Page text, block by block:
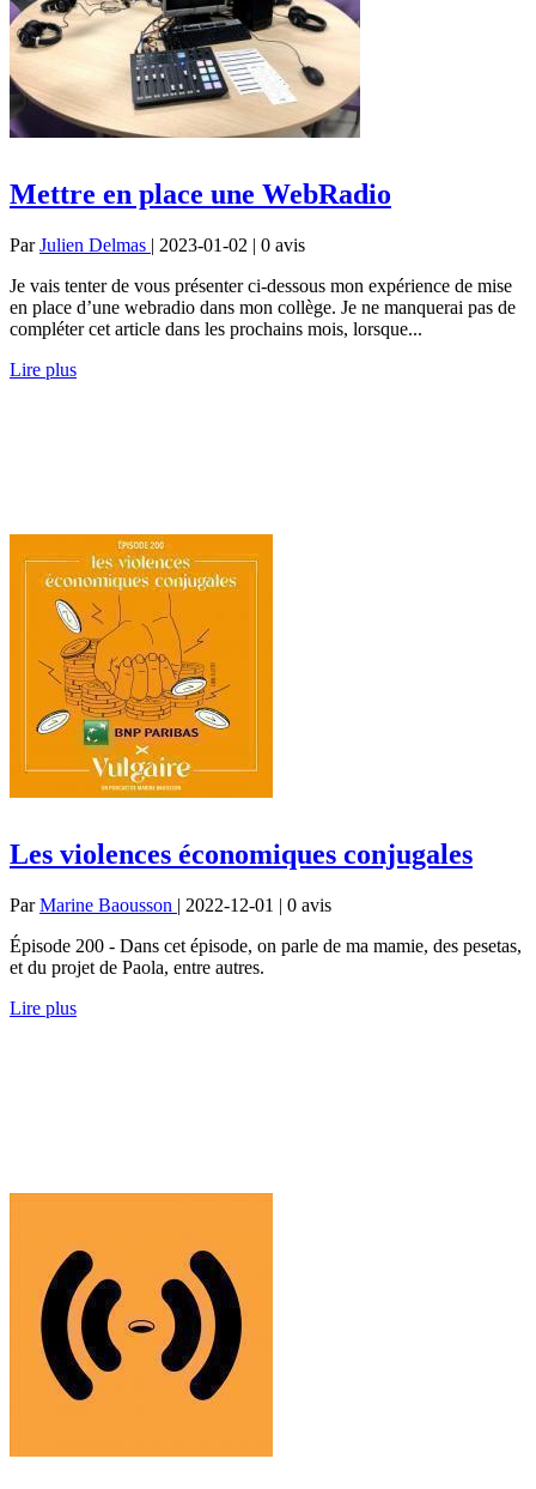
Mettre en place une WebRadio
ParJulien Delmas | 2023-01-02 | 0 avis
Je vais tenter de vous présenter ci-dessous mon expérience de mise
en place d’une webradio dans mon collège. Je ne manquerai pas de
compléter cet article dans les prochains mois, lorsque...
Lire plus
Les violences économiques conjugales
ParMarine Baousson | 2022-12-01 | 0 avis
Épisode 200 - Dans cet épisode, on parle de ma mamie, des pesetas,
et du projet de Paola, entre autres.
Lire plus